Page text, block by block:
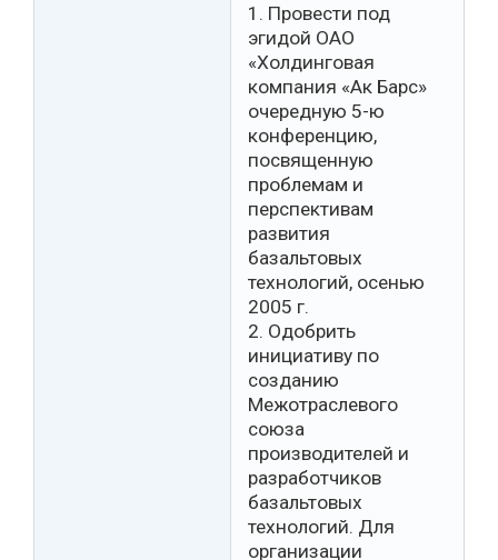
1. Провести под
эгидой ОАО
«Холдинговая
компания «Ак Барс»
очередную 5-ю
конференцию,
посвященную
проблемам и
перспективам
развития
базальтовых
технологий, осенью
2005 г.
2. Одобрить
инициативу по
созданию
Межотраслевого
союза
производителей и
разработчиков
базальтовых
технологий. Для
организации